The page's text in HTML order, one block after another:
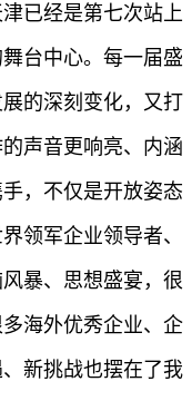
已经是第七次站上
台中心。每一届盛
的深刻变化，又打
声音更响亮、内涵
，不仅是开放姿态
领军企业领导者、
暴、思想盛宴，很
海外优秀企业、企
新挑战也摆在了我